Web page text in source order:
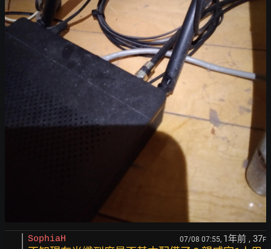
SophiaH 07/08 07:55, 1年前 , 37F